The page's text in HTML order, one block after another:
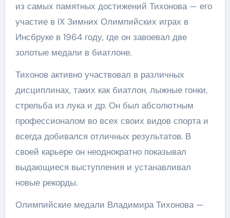
из самых памятных достижений Тихонова — его
участие в IX Зимних Олимпийских играх в
Инсбруке в 1964 году, где он завоевал две
золотые медали в биатлоне.
Тихонов активно участвовал в различных
дисциплинах, таких как биатлон, лыжные гонки,
стрельба из лука и др. Он был абсолютным
профессионалом во всех своих видов спорта и
всегда добивался отличных результатов. В
своей карьере он неоднократно показывал
выдающиеся выступления и устанавливал
новые рекорды.
Олимпийские медали Владимира Тихонова —